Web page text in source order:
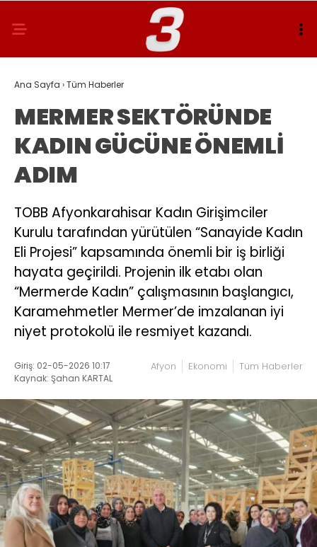
Ana Sayfa ›Tüm Haberler
MERMER SEKTÖRÜNDE
KADIN GÜCÜNE ÖNEMLİ
ADIM
TOBB Afyonkarahisar Kadın Girişimciler
Kurulu tarafından yürütülen “Sanayide Kadın
Eli Projesi” kapsamında önemli bir iş birliği
hayata geçirildi. Projenin ilk etabı olan
“Mermerde Kadın” çalışmasının başlangıcı,
Karamehmetler Mermer’de imzalanan iyi
niyet protokolü ile resmiyet kazandı.
Giriş: 02-05-2026 10:17
Kaynak: Şahan KARTAL
Afyon Ekonomi Tüm Haberler